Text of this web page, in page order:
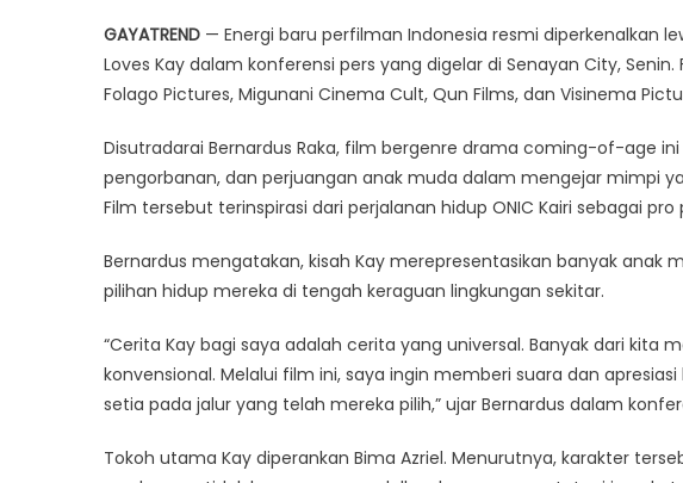
GAYATREND — Energi baru perfilman Indonesia resmi diperkenalkan
Loves Kay dalam konferensi pers yang digelar di Senayan City,
Folago Pictures, Migunani Cinema Cult, Qun Films, dan Visinema
Disutradarai Bernardus Raka, film bergenre drama coming-of-age
pengorbanan, dan perjuangan anak muda dalam mengejar mimpi
Film tersebut terinspirasi dari perjalanan hidup ONIC Kairi sebagai
Bernardus mengatakan, kisah Kay merepresentasikan banyak anak
pilihan hidup mereka di tengah keraguan lingkungan sekitar.
“Cerita Kay bagi saya adalah cerita yang universal. Banyak dari kita
konvensional. Melalui film ini, saya ingin memberi suara dan
setia pada jalur yang telah mereka pilih,” ujar Bernardus dalam
Tokoh utama Kay diperankan Bima Azriel. Menurutnya, karakter